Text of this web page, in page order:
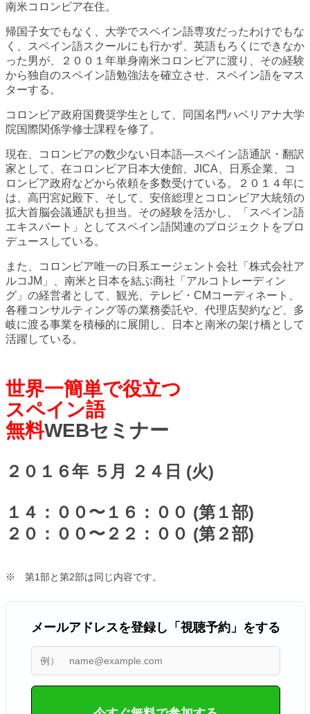
南米コロンビア在住。
帰国子女でもなく、大学でスペイン語専攻だったわけでもな
く、スペイン語スクールにも行かず、英語もろくにできなか
った男が、２００１年単身南米コロンビアに渡り、その経験
から独自のスペイン語勉強法を確立させ、スペイン語をマス
ターする。
コロンビア政府国費奨学生として、同国名門ハベリアナ大学
院国際関係学修士課程を修了。
現在、コロンビアの数少ない日本語—スペイン語通訳・翻訳
家として、在コロンビア日本大使館、JICA、日系企業、コ
ロンビア政府などから依頼を多数受けている。２０１４年に
は、高円宮妃殿下、そして、安倍総理とコロンビア大統領の
拡大首脳会議通訳も担当。その経験を活かし、「スペイン語
エキスパート」としてスペイン語関連のプロジェクトをプロ
デュースしている。
また、コロンビア唯一の日系エージェント会社「株式会社ア
ルコJM」、南米と日本を結ぶ商社「アルコトレーディン
グ」の経営者として、観光、テレビ・CMコーディネート、
各種コンサルティング等の業務委託や、代理店契約など、多
岐に渡る事業を積極的に展開し、日本と南米の架け橋として
活躍している。
世界一簡単で役立つ
スペイン語
無料WEBセミナー
２０１６年 ５月 ２４日 (火)
１４：００〜１６：００ (第１部)
２０：００〜２２：００ (第２部)
※ 第1部と第2部は同じ内容です。
メールアドレスを登録し「視聴予約」をする